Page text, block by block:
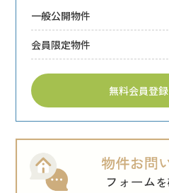
一般公開物件
会員限定物件
無料会員登